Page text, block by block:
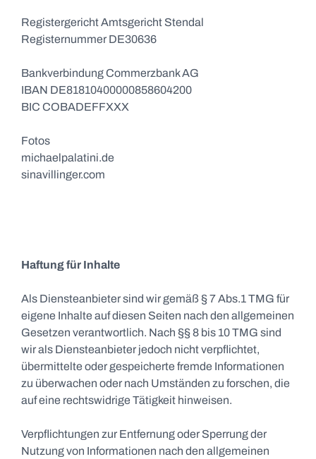
Registergericht Amtsgericht Stendal
Registernummer DE30636
Bankverbindung Commerzbank AG
IBAN DE81810400000858604200
BIC COBADEFFXXX
Fotos
michaelpalatini.de
sinavillinger.com
Haftung für Inhalte
Als Diensteanbieter sind wir gemäß § 7 Abs.1 TMG für
eigene Inhalte auf diesen Seiten nach den allgemeinen
Gesetzen verantwortlich. Nach §§ 8 bis 10 TMG sind
wir als Diensteanbieter jedoch nicht verpflichtet,
übermittelte oder gespeicherte fremde Informationen
zu überwachen oder nach Umständen zu forschen, die
auf eine rechtswidrige Tätigkeit hinweisen.
Verpflichtungen zur Entfernung oder Sperrung der
Nutzung von Informationen nach den allgemeinen